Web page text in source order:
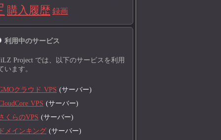
購入履歴 録画
利用中のサービス
Project では、以下のサービスを利用
います。
クラウド VPS (サーバー)
VPS (サーバー)
くらのVPS (サーバー)
メインキング (サーバー)